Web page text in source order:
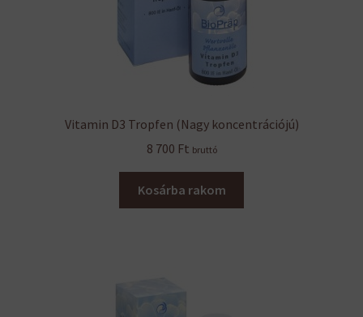
Vitamin D3 Tropfen (Nagy koncentrációjú)
8 700 Ft bruttó
Kosárba rakom